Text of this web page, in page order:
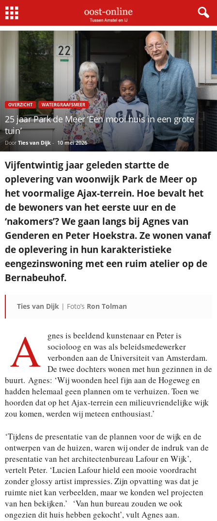
Home 25 jaar Park de Meer ‘Een mooi huis in een grote tuin’
OVERZICHT WATERGRAAFSMEER
25 jaar Park de Meer ‘Een mooi huis in een grote
tuin’
Door Ties van Dijk - 10 mei 2026
Vijfentwintig jaar geleden startte de
oplevering van woonwijk Park de Meer op
het voormalige Ajax-terrein. Hoe bevalt het
de bewoners van het eerste uur en de
‘nakomers’? We gaan langs bij Agnes van
Genderen en Peter Hoekstra. Ze wonen vanaf
de oplevering in hun karakteristieke
eengezinswoning met een ruim atelier op de
Bernabeuhof.
Ties van Dijk | Foto’s Ron Tolman
A
gnes is beeldend kunstenaar en Peter is
socioloog en was als beleidsmedewerker
verbonden aan de Universiteit van Amsterdam.
De twee dochters wonen met hun gezinnen in de
buurt. Agnes: ‘Wij woonden heel fijn aan de Hogeweg en
hadden helemaal geen plannen om te verhuizen. Toen we
hoorden dat op het Ajax-terrein een milieuvriendelijke wijk
zou komen, werden wij meteen enthousiast.’
‘Tijdens de presentatie van de plannen voor de wijk en de
ontwerpen van de huizen, waren wij onder de indruk van de
presentatie van het architectenbureau Lafour en Wijk’,
vertelt Peter. ‘Lucien Lafour hield een mooie voordracht
zonder glossy artist impressies. Zijn opvatting was dat je
ruimte niet kan verbeelden, maar we konden wel projecten
van hen bekijken.’ ‘Van hun bureau zouden we ook
ongezien dit huis hebben gekocht’, vult Agnes aan.
×
Gratis NieuwsMail
VOORNAAM
E-MAIL
Postcode
Met de inschrijving accepteer ik de
privacyverklaring.
Je ontvangt een bevestiging in je mailbox.